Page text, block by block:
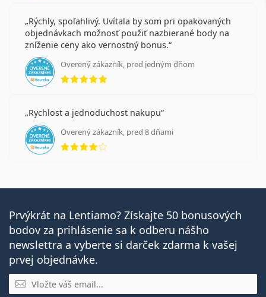
Rýchly, spoľahlivý. Uvítala by som pri opakovaných
objednávkach možnosť použiť nazbierané body na
zníženie ceny ako vernostný bonus.
Overený zákazník, pred jedným dňom
hodnotenie 5 z 5
Rychlost a jednoduchost nakupu
Overený zákazník, pred 8 dňami
hodnotenie 4 z 5
Prvýkrát na Lentiamo? Získajte 50 bonusových
bodov za prihlásenie sa k odberu nášho
newslettra a vyberte si darček zdarma k vašej
prvej objednávke.
E-mail